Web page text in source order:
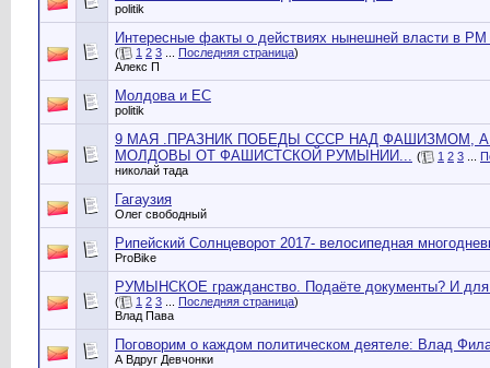
politik
Интересные факты о действиях нынешней власти в
( 1 2 3 Последняя страница)
Алекс П
Молдова и ЕС
politik
9 МАЯ .ПРАЗНИК ПОБЕДЫ СССР НАД ФАШИЗМОМ,
МОЛДОВЫ ОТ ФАШИСТСКОЙ РУМЫНИИ... ( 1 2 3
николай тада
Гагаузия
Олег свободный
Рипейский Солнцеворот 2017- велосипедная
ProBike
РУМЫНСКОЕ гражданство. Подаёте документы? И для
( 1 2 3 Последняя страница)
Влад Пава
Поговорим о каждом политическом деятеле: Влад
А Вдруг Девчонки